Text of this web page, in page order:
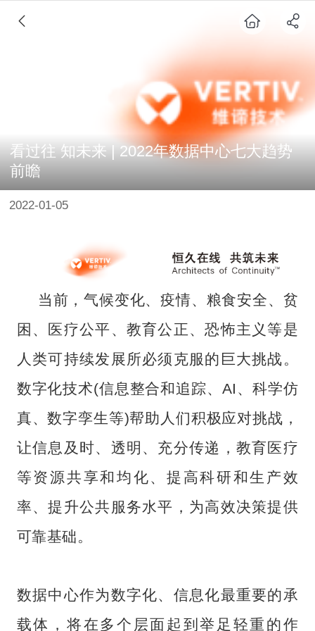
看过往 知未来 | 2022年数据中心七大趋势
前瞻
2022-01-05
当前，气候变化、疫情、粮食安全、贫
困、医疗公平、教育公正、恐怖主义等是
人类可持续发展所必须克服的巨大挑战。
数字化技术(信息整合和追踪、AI、科学仿
真、数字孪生等)帮助人们积极应对挑战，
让信息及时、透明、充分传递，教育医疗
等资源共享和均化、提高科研和生产效
率、提升公共服务水平，为高效决策提供
可靠基础。
数据中心作为数字化、信息化最重要的承
载体，将在多个层面起到举足轻重的作